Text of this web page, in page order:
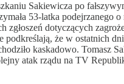
Sakiewicza po
53-latka podejrzanego o
zgłoszeń dotyczących
podkreślają, że w ostatnich
kaskadowo. Tomasz
atak rządu na TV